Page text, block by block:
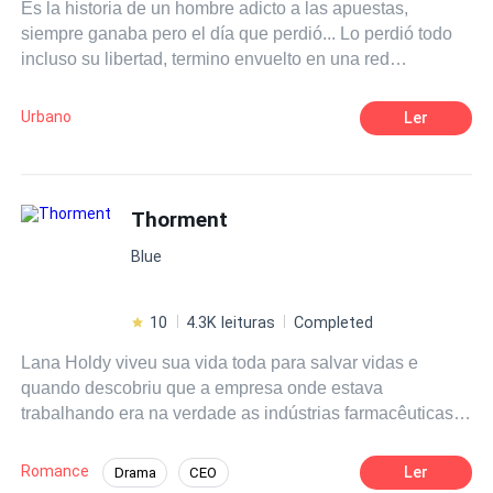
Es la historia de un hombre adicto a las apuestas,
siempre ganaba pero el día que perdió... Lo perdió todo
incluso su libertad, termino envuelto en una red
ruleta envenenada.
Urbano Ler
Thorment
Blue
10 4.3K leituras Completed
Lana Holdy viveu sua vida toda para salvar vidas e
quando descobriu que a empresa onde estava
trabalhando era na verdade as indústrias farmacêuticas
seria se o governo descobrisse que ela estava ajudando
Romance Drama CEO Ler